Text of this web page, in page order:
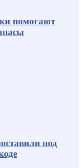
помогают
под